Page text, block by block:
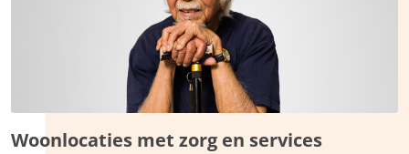
Woonlocaties met zorg en services